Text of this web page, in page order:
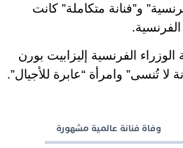
و”فنانة متكاملة” كانت
الفرنسية إليزابيت بورن
لا تُنسى” وامرأة “عابرة للأجيال”.
وفاة فنانة عالمية مشهورة